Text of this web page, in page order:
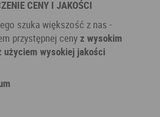
CENY I JAKOŚCI
szuka większość z nas -
przystępnej cenyz wysokim
użyciem wysokiej jakości